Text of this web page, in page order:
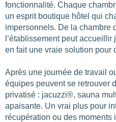
fonctionnalité. Chaque
un esprit boutique hôtel qui
impersonnels. De la chambre
l’établissement peut
en fait une vraie solution pour
Après une journée de travail
équipes peuvent se retrouver
privatisé : jacuzzi®, sauna
apaisante. Un vrai plus pour
récupération ou des moments